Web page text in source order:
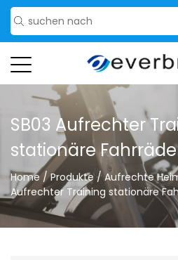
SB03 Aufrechter
stationäre
Home/Produkte/Aufrechte
Aufrechter Training stationäre